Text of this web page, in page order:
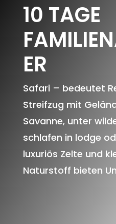
10 TAGE
ER
Safari – bedeutet
Streifzug mit
Savanne, unter
schlafen in lodge
luxuriös Zelte und
Naturstoff bieten